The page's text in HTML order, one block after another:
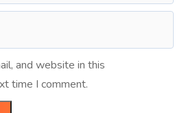
and website in this
time I comment.